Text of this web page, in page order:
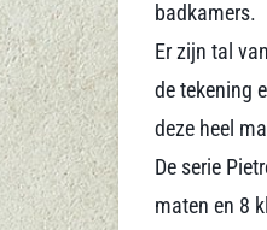
badkamers.
Er zijn tal
de tekening
deze heel
De serie
maten en 8